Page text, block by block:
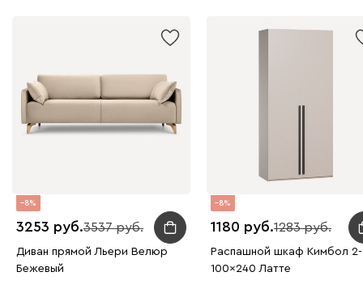
8
3253 3537
Диван прямой Льери Велюр
Бежевый
8
1180 1283
Распашной шкаф Кимбол 2-
100x240 Латте